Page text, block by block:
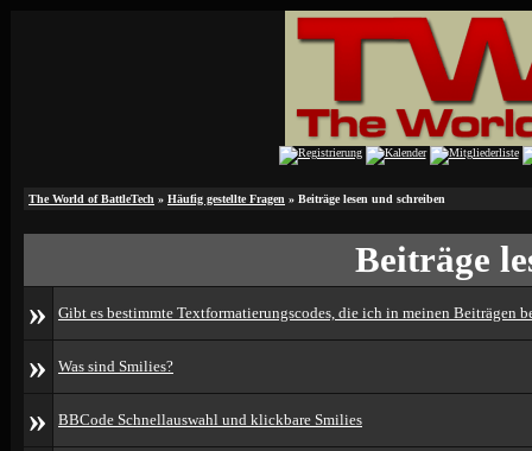
The World of BattleTech » Häufig gestellte Fragen » Beiträge lesen und schreiben
Beiträge
»
Gibt es bestimmte Textformatierungscodes, die ich in meinen Beiträgen
» Was sind Smilies?
» BBCode Schnellauswahl und klickbare Smilies